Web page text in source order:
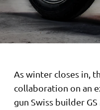
As winter closes in,
collaboration on an
gun Swiss builder